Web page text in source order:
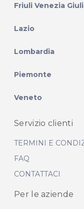
Friuli Venezia
Lazio
Lombardia
Piemonte
Veneto
Servizio clienti
TERMINI E
FAQ
CONTATTACI
Per le aziende